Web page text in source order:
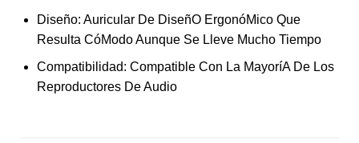
Diseño: Auricular De DiseñO ErgonóMico Que
Resulta CóModo Aunque Se Lleve Mucho Tiempo
Compatibilidad: Compatible Con La MayoríA De Los
Reproductores De Audio